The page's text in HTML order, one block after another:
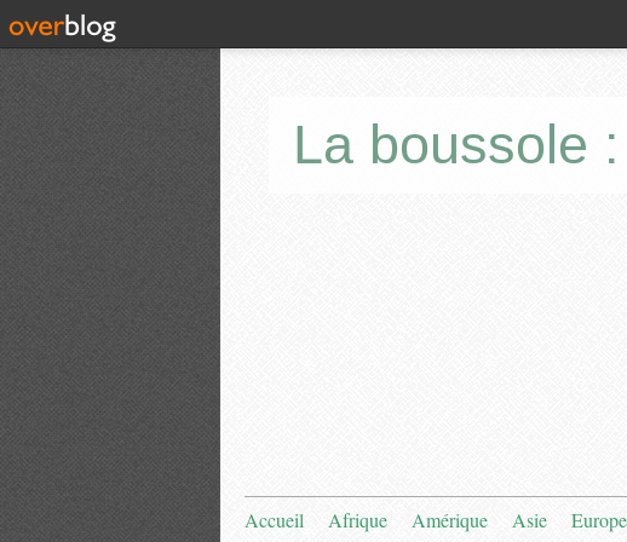
La boussole
Accueil Afrique Amérique Asie Europe